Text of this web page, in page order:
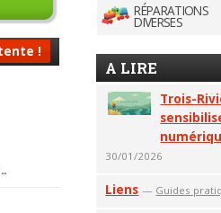
!
RÉPARATIONS
DIVERSES
A LIRE
Trois-
30/01/2026
Liens — Guides